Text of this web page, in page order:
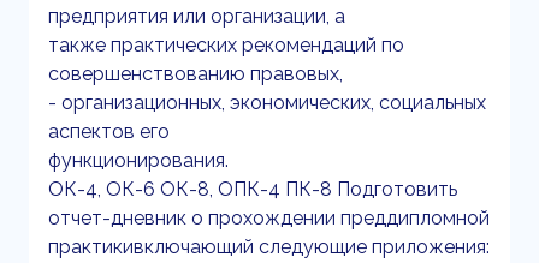
предприятия или организации, а
также практических рекомендаций по
совершенствованию правовых,
- организационных, экономических, социальных
аспектов его
функционирования.
ОК-4, ОК-6 ОК-8, ОПК-4 ПК-8 Подготовить
отчет-дневник о прохождении преддипломной
практикивключающий следующие приложения: